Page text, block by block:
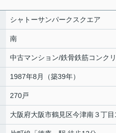
シャトーサンパークスクエア
南
中古マンション/鉄骨鉄筋コンク
1987年8月（築39年）
270戸
大阪府大阪市鶴見区今津南３丁